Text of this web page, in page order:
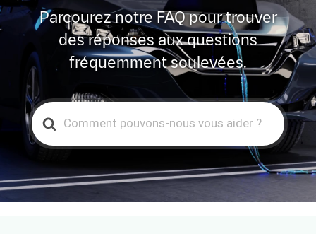
Parcourez notre FAQ pour trouver
des réponses aux questions
fréquemment soulevées.
Search
For